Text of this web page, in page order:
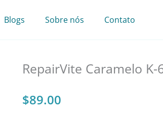
Blogs Sobre nós Contato
RepairVite Caramelo K-
$89.00